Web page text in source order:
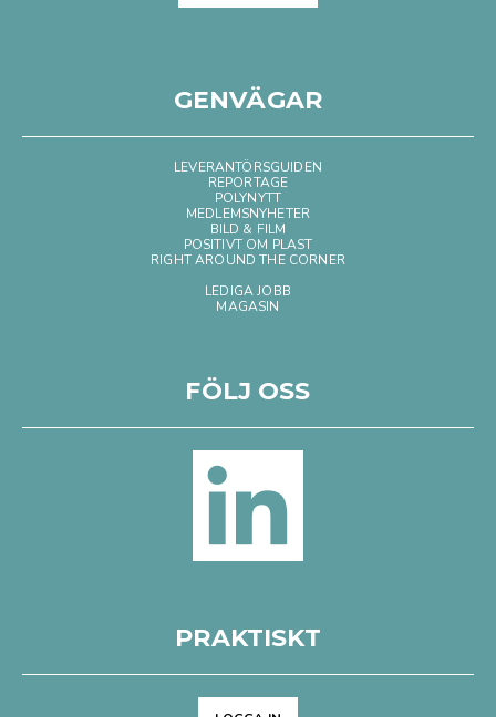
GENVÄGAR
LEVERANTÖRSGUIDEN
REPORTAGE
POLYNYTT
MEDLEMSNYHETER
BILD & FILM
POSITIVT OM PLAST
RIGHT AROUND THE CORNER
LEDIGA JOBB
MAGASIN
FÖLJ OSS
PRAKTISKT